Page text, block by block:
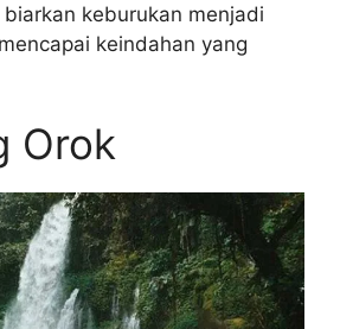
keburukan menjadi
keindahan yang
Orok